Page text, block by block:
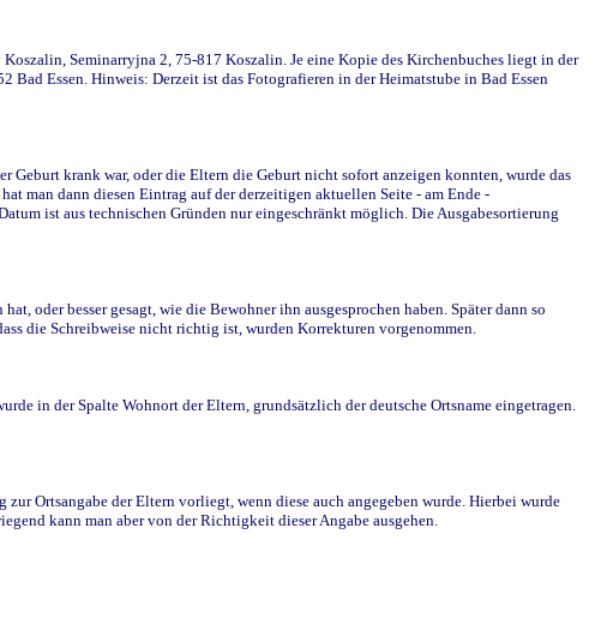
Seminarryjna 2, 75-817 Koszalin. Je eine Kopie des Kirchenbuches liegt in der
Essen. Hinweis: Derzeit ist das Fotografieren in der Heimatstube in Bad Essen
krank war, oder die Eltern die Geburt nicht sofort anzeigen konnten, wurde das
man dann diesen Eintrag auf der derzeitigen aktuellen Seite - am Ende -
ist aus technischen Gründen nur eingeschränkt möglich. Die Ausgabesortierung
oder besser gesagt, wie die Bewohner ihn ausgesprochen haben. Später dann so
die Schreibweise nicht richtig ist, wurden Korrekturen vorgenommen.
in der Spalte Wohnort der Eltern, grundsätzlich der deutsche Ortsname eingetragen.
Ortsangabe der Eltern vorliegt, wenn diese auch angegeben wurde. Hierbei wurde
kann man aber von der Richtigkeit dieser Angabe ausgehen.